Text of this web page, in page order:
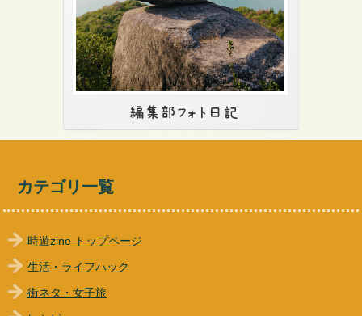
カテゴリ一覧
時遊zine トップページ
生活・ライフハック
街ネタ・女子旅